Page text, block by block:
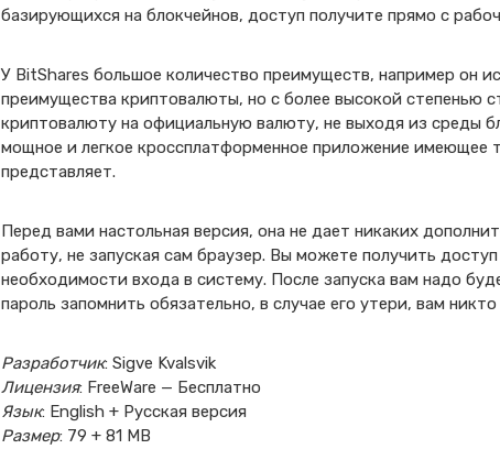
базирующихся на блокчейнов, доступ получите прямо с
У BitShares большое количество преимуществ, например он
преимущества криптовалюты, но с более высокой степенью
криптовалюту на официальную валюту, не выходя из среды
мощное и легкое кроссплатформенное приложение имеющее
представляет.
Перед вами настольная версия, она не дает никаких
работу, не запуская сам браузер. Вы можете получить
необходимости входа в систему. После запуска вам надо
пароль запомнить обязательно, в случае его утери, вам
Разработчик: Sigve Kvalsvik
Лицензия: FreeWare — Бесплатно
Язык: English + Русская версия
Размер: 79 + 81 MB